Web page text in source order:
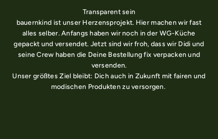
Transparent sein
bauernkind ist unser Herzensprojekt. Hier machen wir fast
alles selber. Anfangs haben wir noch in der WG-Küche
gepackt und versendet. Jetzt sind wir froh, dass wir Didi und
seine Crew haben die Deine Bestellung fix verpacken und
versenden.
Unser größtes Ziel bleibt: Dich auch in Zukunft mit fairen und
modischen Produkten zu versorgen.